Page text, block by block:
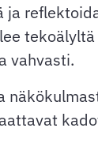
vahvasti.